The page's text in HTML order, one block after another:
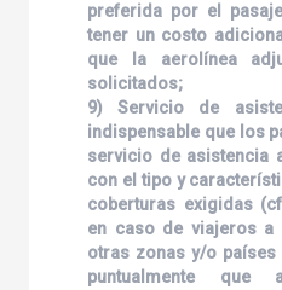
preferida por el
tener un costo
que la aerolínea
solicitados;
9) Servicio de
indispensable que los
servicio de asistencia
con el tipo y
coberturas exigidas
en caso de viajeros a
otras zonas y/o
puntualmente que